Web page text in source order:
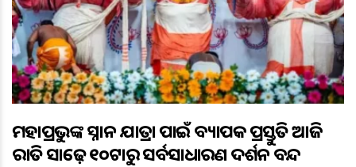
ମହାପ୍ରଭୁଙ୍କ ସ୍ନାନ ଯାତ୍ରା ପାଇଁ ବ୍ୟାପକ ପ୍ରସ୍ତୁତି ଆଜି
ରାତି ସାଢ଼େ ୧୦ଟାରୁ ସର୍ବସାଧାରଣ ଦର୍ଶନ ବନ୍ଦ